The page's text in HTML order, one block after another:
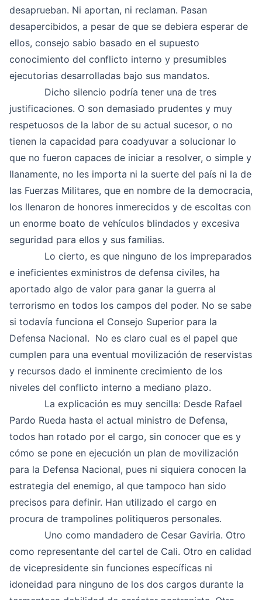
desaprueban. Ni aportan, ni reclaman. Pasan
desapercibidos, a pesar de que se debiera esperar de
ellos, consejo sabio basado en el supuesto
conocimiento del conflicto interno y presumibles
ejecutorias desarrolladas bajo sus mandatos.
Dicho silencio podría tener una de tres
justificaciones. O son demasiado prudentes y muy
respetuosos de la labor de su actual sucesor, o no
tienen la capacidad para coadyuvar a solucionar lo
que no fueron capaces de iniciar a resolver, o simple y
llanamente, no les importa ni la suerte del país ni la de
las Fuerzas Militares, que en nombre de la democracia,
los llenaron de honores inmerecidos y de escoltas con
un enorme boato de vehículos blindados y excesiva
seguridad para ellos y sus familias.
Lo cierto, es que ninguno de los impreparados
e ineficientes exministros de defensa civiles, ha
aportado algo de valor para ganar la guerra al
terrorismo en todos los campos del poder. No se sabe
si todavía funciona el Consejo Superior para la
Defensa Nacional. No es claro cual es el papel que
cumplen para una eventual movilización de reservistas
y recursos dado el inminente crecimiento de los
niveles del conflicto interno a mediano plazo.
La explicación es muy sencilla: Desde Rafael
Pardo Rueda hasta el actual ministro de Defensa,
todos han rotado por el cargo, sin conocer que es y
cómo se pone en ejecución un plan de movilización
para la Defensa Nacional, pues ni siquiera conocen la
estrategia del enemigo, al que tampoco han sido
precisos para definir. Han utilizado el cargo en
procura de trampolines politiqueros personales.
Uno como mandadero de Cesar Gaviria. Otro
como representante del cartel de Cali. Otro en calidad
de vicepresidente sin funciones específicas ni
idoneidad para ninguno de los dos cargos durante la